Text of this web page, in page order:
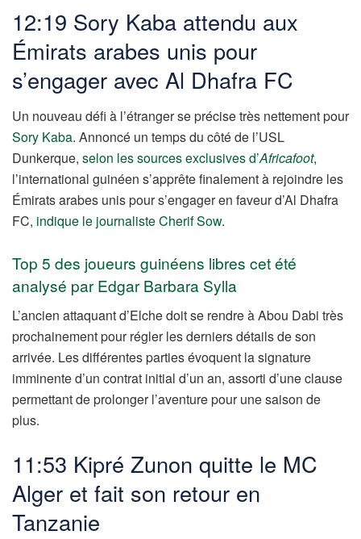
12:19 Sory Kaba attendu aux
Émirats arabes unis pour
s’engager avec Al Dhafra FC
Un nouveau défi à l’étranger se précise très nettement pour
Sory Kaba. Annoncé un temps du côté de l’USL
Dunkerque, selon les sources exclusives d’Africafoot,
l’international guinéen s’apprête finalement à rejoindre les
Émirats arabes unis pour s’engager en faveur d’Al Dhafra
FC, indique le journaliste Cherif Sow.
Top 5 des joueurs guinéens libres cet été
analysé par Edgar Barbara Sylla
L’ancien attaquant d’Elche doit se rendre à Abou Dabi très
prochainement pour régler les derniers détails de son
arrivée. Les différentes parties évoquent la signature
imminente d’un contrat initial d’un an, assorti d’une clause
permettant de prolonger l’aventure pour une saison de
plus.
11:53 Kipré Zunon quitte le MC
Alger et fait son retour en
Tanzanie